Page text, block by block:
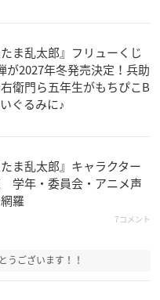
たま乱太郎』フリューくじ
が2027年冬発売決定！兵助
衛門ら五年生がもちぴこB
ぐるみに♪
たま乱太郎』キャラクター
学年・委員会・アニメ声
羅
7コメント
うございます！！